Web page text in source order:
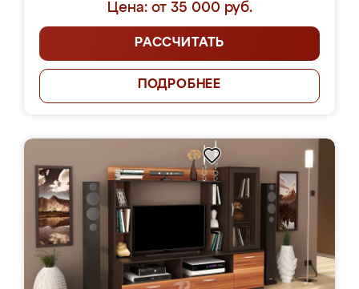
Цена: от 35 000 руб.
РАССЧИТАТЬ
ПОДРОБНЕЕ